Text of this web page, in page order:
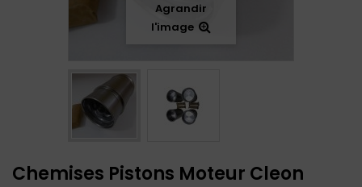
Agrandir
l'image
Chemises Pistons Moteur Cleon